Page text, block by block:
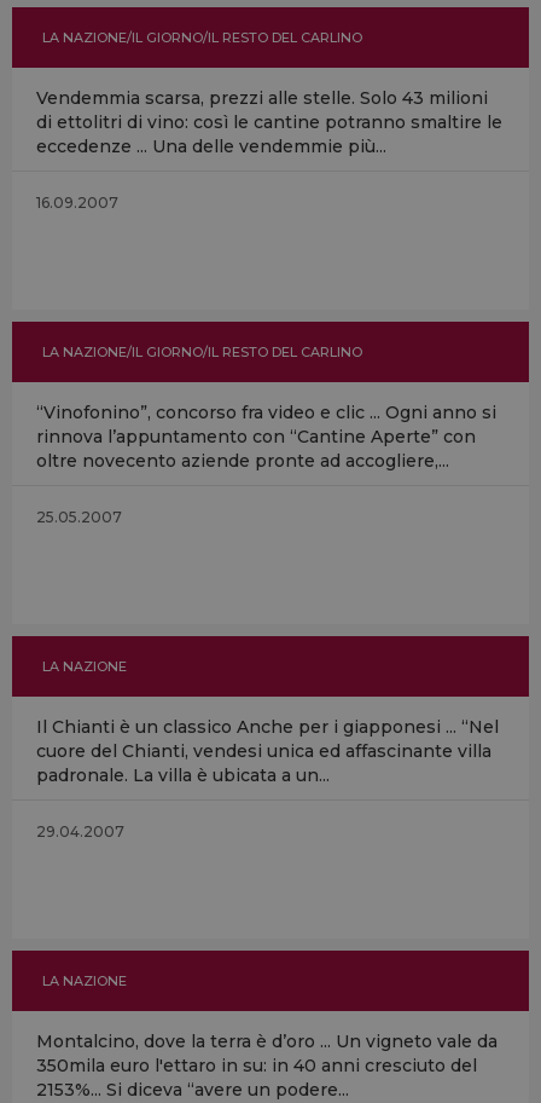
LA NAZIONE/IL GIORNO/IL RESTO DEL CARLINO
Vendemmia scarsa, prezzi alle stelle. Solo 43 milioni
di ettolitri di vino: così le cantine potranno smaltire le
eccedenze ... Una delle vendemmie più...
16.09.2007
LA NAZIONE/IL GIORNO/IL RESTO DEL CARLINO
“Vinofonino”, concorso fra video e clic ... Ogni anno si
rinnova l’appuntamento con “Cantine Aperte” con
oltre novecento aziende pronte ad accogliere,...
25.05.2007
LA NAZIONE
Il Chianti è un classico Anche per i giapponesi ... “Nel
cuore del Chianti, vendesi unica ed affascinante villa
padronale. La villa è ubicata a un...
29.04.2007
LA NAZIONE
Montalcino, dove la terra è d’oro ... Un vigneto vale da
350mila euro l'ettaro in su: in 40 anni cresciuto del
2153%... Si diceva “avere un podere...